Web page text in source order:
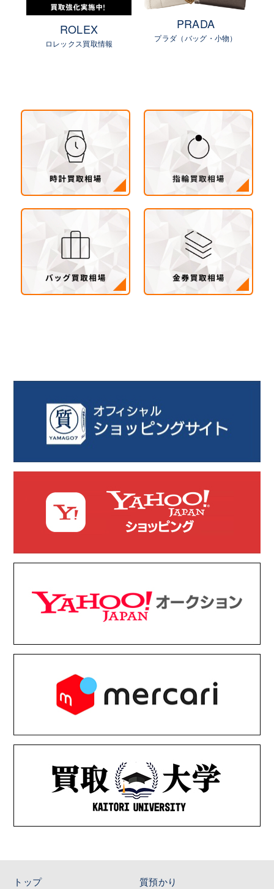
ROLEX
ロレックス買取情報
PRADA
プラダ（バッグ・小物）
トップ
質預かり